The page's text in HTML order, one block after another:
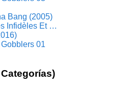
Bang (2005)
Infidèles Et …
01